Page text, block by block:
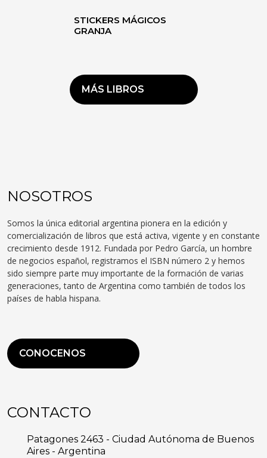
STICKERS MÁGICOS
GRANJA
MÁS LIBROS
NOSOTROS
Somos la única editorial argentina pionera en la edición y
comercialización de libros que está activa, vigente y en constante
crecimiento desde 1912. Fundada por Pedro García, un hombre
de negocios español, registramos el ISBN número 2 y hemos
sido siempre parte muy importante de la formación de varias
generaciones, tanto de Argentina como también de todos los
países de habla hispana.
CONOCENOS
CONTACTO
Patagones 2463 - Ciudad Autónoma de Buenos
Aires - Argentina